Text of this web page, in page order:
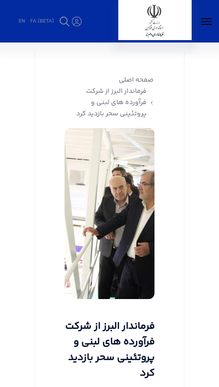
FA [BETA]
EN
صفحه اصلی
فرماندار البرز از شرکت
فرآورده های لبنی و
پروتئینی سحر بازدید کرد
فرماندار البرز از شرکت
فرآورده های لبنی و
پروتئینی سحر بازدید
کرد